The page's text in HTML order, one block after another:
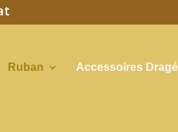
Ruban Accessoires